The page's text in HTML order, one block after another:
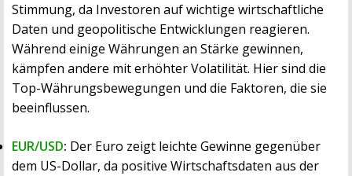
Stimmung, da Investoren auf wichtige wirtschaftliche
Daten und geopolitische Entwicklungen reagieren.
Während einige Währungen an Stärke gewinnen,
kämpfen andere mit erhöhter Volatilität. Hier sind die
Top-Währungsbewegungen und die Faktoren, die sie
beeinflussen.
EUR/USD: Der Euro zeigt leichte Gewinne gegenüber
dem US-Dollar, da positive Wirtschaftsdaten aus der